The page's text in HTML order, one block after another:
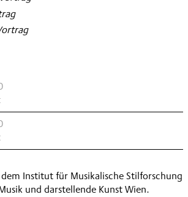
Institut für Musikalische Stilforschung
und darstellende Kunst Wien.